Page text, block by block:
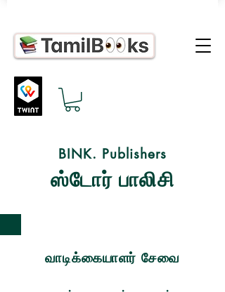
BINK. Publishers
ஸ்டோர் பாலிசி
வாடிக்கையாளர் சேவை